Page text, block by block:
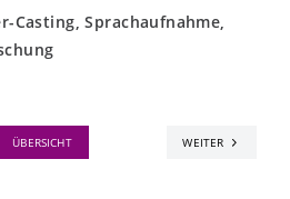
Casting, Sprachaufnahme,
ÜBERSICHT WEITER